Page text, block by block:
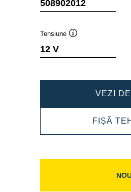
508902012
Tensiune
12 V
VEZI
FIȘĂ